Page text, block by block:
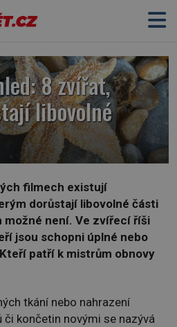
8 zvířat,
libovolné
filmech existují
dorůstají libovolné části
možné není. Ve zvířecí říši
jsou schopni úplné nebo
patří k mistrům obnovy
tkání nebo nahrazení
končetin novými se nazývá